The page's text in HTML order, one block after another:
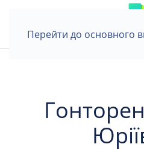
Перейти до основного